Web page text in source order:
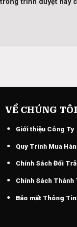
VỀ CHÚNG TÔI
Giới thiệu Công Ty
Quy Trình Mua
Chính Sách Đổi Trả
Chính Sách Thánh
Bảo mất Thông Tin